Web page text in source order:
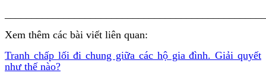
Xem thêm các bài viết liên quan:
Tranh chấp lối đi chung giữa các hộ gia đình. Giải quyết
như thế nào?